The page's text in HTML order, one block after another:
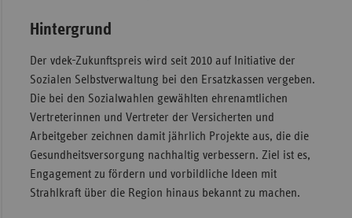
Hintergrund
Der vdek-Zukunftspreis wird seit 2010 auf Initiative der
Sozialen Selbstverwaltung bei den Ersatzkassen vergeben.
Die bei den Sozialwahlen gewählten ehrenamtlichen
Vertreterinnen und Vertreter der Versicherten und
Arbeitgeber zeichnen damit jährlich Projekte aus, die die
Gesundheitsversorgung nachhaltig verbessern. Ziel ist es,
Engagement zu fördern und vorbildliche Ideen mit
Strahlkraft über die Region hinaus bekannt zu machen.